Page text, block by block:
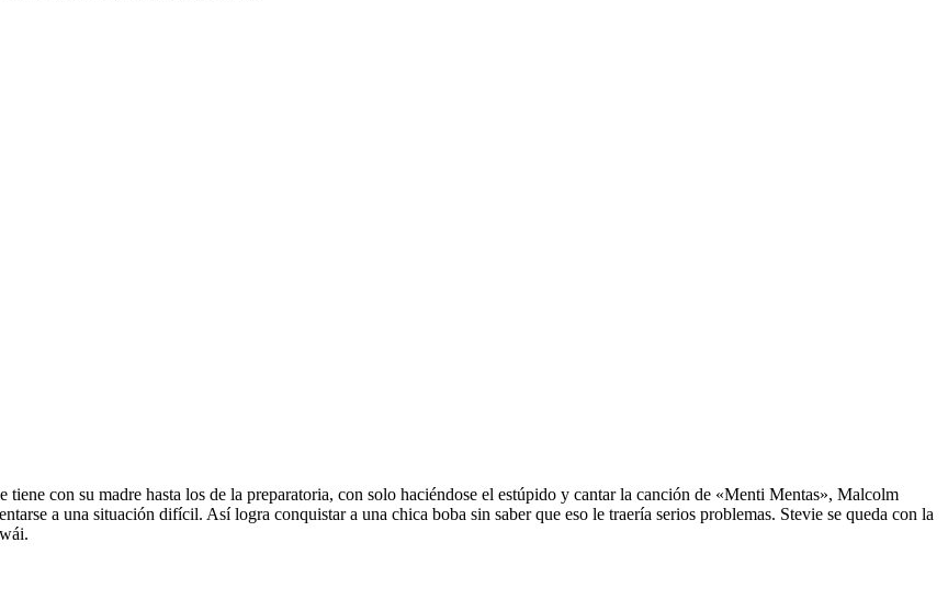
con su madre hasta los de la preparatoria, con solo haciéndose el estúpido y cantar la canción de «Menti Mentas», Malcolm
a una situación difícil. Así logra conquistar a una chica boba sin saber que eso le traería serios problemas. Stevie se queda con la